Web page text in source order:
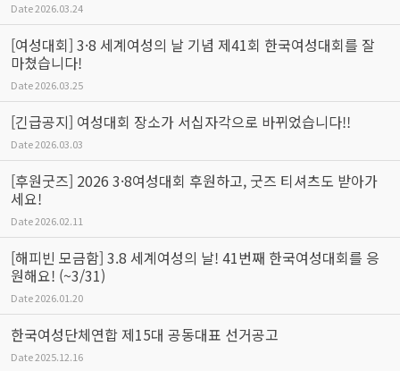
Date2026.03.24
[여성대회] 3·8 세계여성의 날 기념 제41회 한국여성대회를 잘
마쳤습니다!
Date2026.03.25
[긴급공지] 여성대회 장소가 서십자각으로 바뀌었습니다!!
Date2026.03.03
[후원굿즈] 2026 3·8여성대회 후원하고, 굿즈 티셔츠도 받아가
세요!
Date2026.02.11
[해피빈 모금함] 3.8 세계여성의 날! 41번째 한국여성대회를 응
원해요! (~3/31)
Date2026.01.20
한국여성단체연합 제15대 공동대표 선거공고
Date2025.12.16